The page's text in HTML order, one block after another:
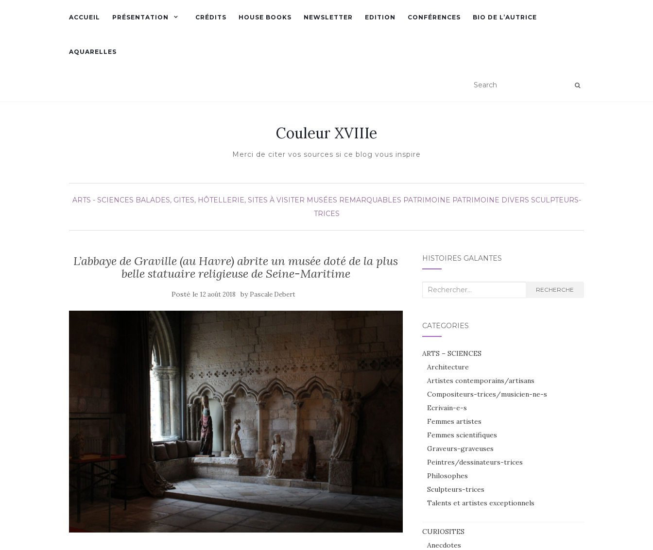
ACCUEIL PRÉSENTATION CRÉDITS HOUSE BOOKS NEWSLETTER EDITION CONFÉRENCES BIO DE L’AUTRICE
AQUARELLES
Couleur XVIIIe
Merci de citer vos sources si ce blog vous inspire
ARTS - SCIENCES BALADES, GITES, HÔTELLERIE, SITES À VISITER MUSÉES REMARQUABLES PATRIMOINE PATRIMOINE DIVERS SCULPTEURS-
TRICES
L’abbaye de Graville (au Havre) abrite un musée doté de la plus
belle statuaire religieuse de Seine-Maritime
Posté le 12 août 2018 by Pascale Debert
HISTOIRES GALANTES
Recherche
RECHERCHE
CATÉGORIES
ARTS – SCIENCES
Architecture
Artistes contemporains/artisans
Compositeurs-trices/musicien-ne-s
Ecrivain-e-s
Femmes artistes
Femmes scientifiques
Graveurs-graveuses
Peintres/dessinateurs-trices
Philosophes
Sculpteurs-trices
Talents et artistes exceptionnels
CURIOSITES
Anecdotes